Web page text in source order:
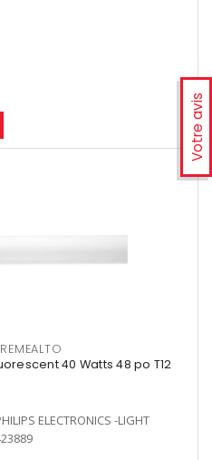
Votre avis
40 Watts 48 po T12
ELECTRONICS -LIGHT